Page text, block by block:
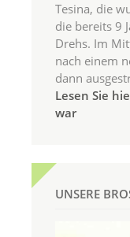
Tesina, die
die bereits 9
Drehs. Im
nach einem
dann
Lesen Sie
war
UNSERE